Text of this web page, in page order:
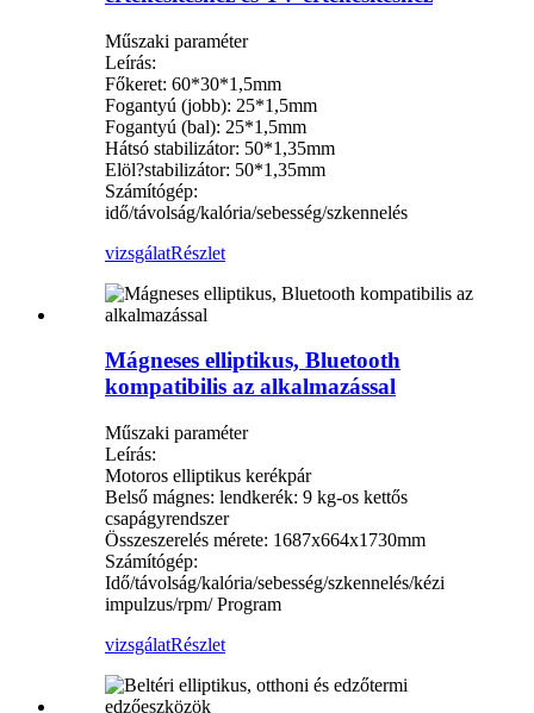
Műszaki paraméter
Leírás:
Főkeret: 60*30*1,5mm
Fogantyú (jobb): 25*1,5mm
Fogantyú (bal): 25*1,5mm
Hátsó stabilizátor: 50*1,35mm
Elöl?stabilizátor: 50*1,35mm
Számítógép:
idő/távolság/kalória/sebesség/szkennelés
vizsgálatRészlet
Mágneses elliptikus, Bluetooth
kompatibilis az alkalmazással
Műszaki paraméter
Leírás:
Motoros elliptikus kerékpár
Belső mágnes: lendkerék: 9 kg-os kettős
csapágyrendszer
Összeszerelés mérete: 1687x664x1730mm
Számítógép:
Idő/távolság/kalória/sebesség/szkennelés/kézi
impulzus/rpm/ Program
vizsgálatRészlet